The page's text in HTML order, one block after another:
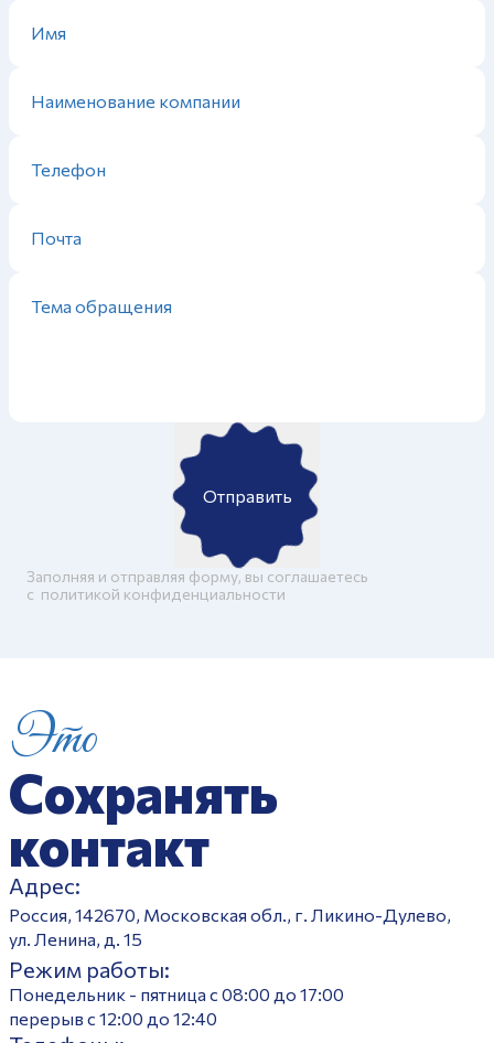
Отправить
Заполняя и отправляя форму, вы соглашаетесь
c политикой конфиденциальности
Это
Сохранять
контакт
Адрес:
Россия, 142670, Московская обл., г. Ликино-Дулево,
ул. Ленина, д. 15
Режим работы:
Понедельник - пятница с 08:00 до 17:00
перерыв с 12:00 до 12:40